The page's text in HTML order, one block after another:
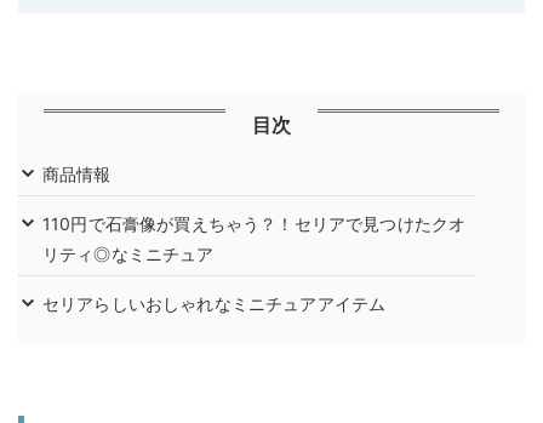
目次
商品情報
110円で石膏像が買えちゃう？！セリアで見つけたクオ
リティ◎なミニチュア
セリアらしいおしゃれなミニチュアアイテム